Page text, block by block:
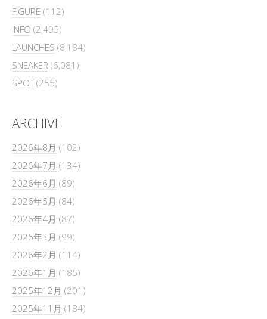
FIGURE (112)
INFO (2,495)
LAUNCHES (8,184)
SNEAKER (6,081)
SPOT(255)
ARCHIVE
2026年8月 (102)
2026年7月 (134)
2026年6月 (89)
2026年5月 (84)
2026年4月 (87)
2026年3月 (99)
2026年2月 (114)
2026年1月 (185)
2025年12月 (201)
2025年11月 (184)